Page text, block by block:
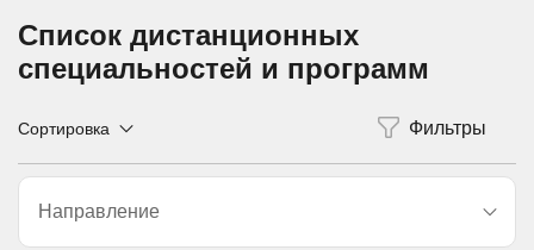
Список дистанционных
специальностей и программ
Направление
Сортировка